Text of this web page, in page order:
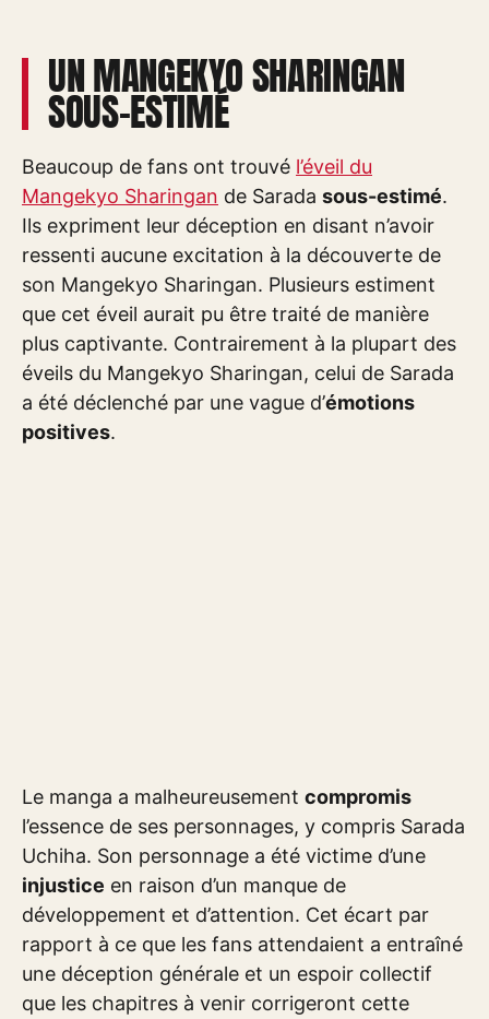
UN MANGEKYO SHARINGAN
SOUS-ESTIMÉ
Beaucoup de fans ont trouvé l’éveil du
Mangekyo Sharingan de Sarada sous-estimé.
Ils expriment leur déception en disant n’avoir
ressenti aucune excitation à la découverte de
son Mangekyo Sharingan. Plusieurs estiment
que cet éveil aurait pu être traité de manière
plus captivante. Contrairement à la plupart des
éveils du Mangekyo Sharingan, celui de Sarada
a été déclenché par une vague d’émotions
positives.
Le manga a malheureusement compromis
l’essence de ses personnages, y compris Sarada
Uchiha. Son personnage a été victime d’une
injustice en raison d’un manque de
développement et d’attention. Cet écart par
rapport à ce que les fans attendaient a entraîné
une déception générale et un espoir collectif
que les chapitres à venir corrigeront cette